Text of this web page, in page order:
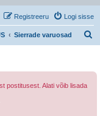
Logi sisse
Registreeru
Sierrade varuosad
postitusest. Alati võib lisada